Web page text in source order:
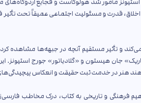
مأمور شد هولوکاست و فجایع اردوگاه‌های
قدرت و مسئولیت اجتماعی عمیقاً تحت تأثیر
و تأثیر مستقیم آنچه در جبهه‌ها مشاهده
جان هیستون و «گلادیاتور» جورج استیونز. این
هنر در خدمت ثبت حقیقت و انعکاس
فرهنگی و تاریخی به کتاب، درک مخاطب